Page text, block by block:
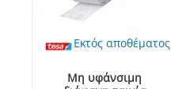
Εκτός αποθέματος
Μη υφάνσιμη